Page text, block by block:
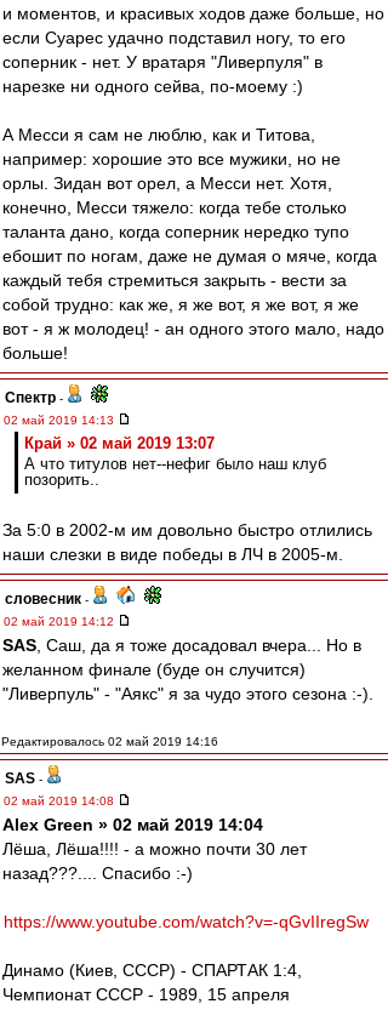
и моментов, и красивых ходов даже больше, но
если Суарес удачно подставил ногу, то его
соперник - нет. У вратаря "Ливерпуля" в
нарезке ни одного сейва, по-моему :)
А Месси я сам не люблю, как и Титова,
например: хорошие это все мужики, но не
орлы. Зидан вот орел, а Месси нет. Хотя,
конечно, Месси тяжело: когда тебе столько
таланта дано, когда соперник нередко тупо
ебошит по ногам, даже не думая о мяче, когда
каждый тебя стремиться закрыть - вести за
собой трудно: как же, я же вот, я же вот, я же
вот - я ж молодец! - ан одного этого мало, надо
больше!
Спектр -
02 май 2019 14:13
Край » 02 май 2019 13:07
А что титулов нет--нефиг было наш клуб
позорить..
За 5:0 в 2002-м им довольно быстро отлились
наши слезки в виде победы в ЛЧ в 2005-м.
словесник -
02 май 2019 14:12
SAS , Саш, да я тоже досадовал вчера... Но в
желанном финале (буде он случится)
"Ливерпуль" - "Аякс" я за чудо этого сезона :-).
Редактировалось 02 май 2019 14:16
SAS -
02 май 2019 14:08
Alex Green » 02 май 2019 14:04
Лёша, Лёша!!!! - а можно почти 30 лет
назад???.... Спасибо :-)
https://www.youtube.com/watch?v=-qGvIIregSw
Динамо (Киев, СССР) - СПАРТАК 1:4,
Чемпионат СССР - 1989, 15 апреля